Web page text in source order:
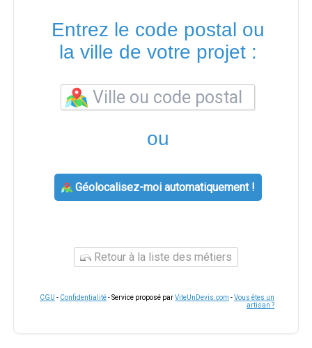
Entrez le code postal ou
la ville de votre projet :
ou
Géolocalisez-moi automatiquement !
Retour à la liste des métiers
CGU - Confidentialité- Service proposé parViteUnDevis.com -Vous êtes un
artisan ?